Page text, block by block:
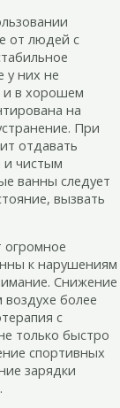
от людей с
у них не
и в хорошем
на
При
отдавать
и чистым
ванны следует
вызвать
к нарушениям
Снижение
воздухе более
с
только быстро
спортивных
зарядки